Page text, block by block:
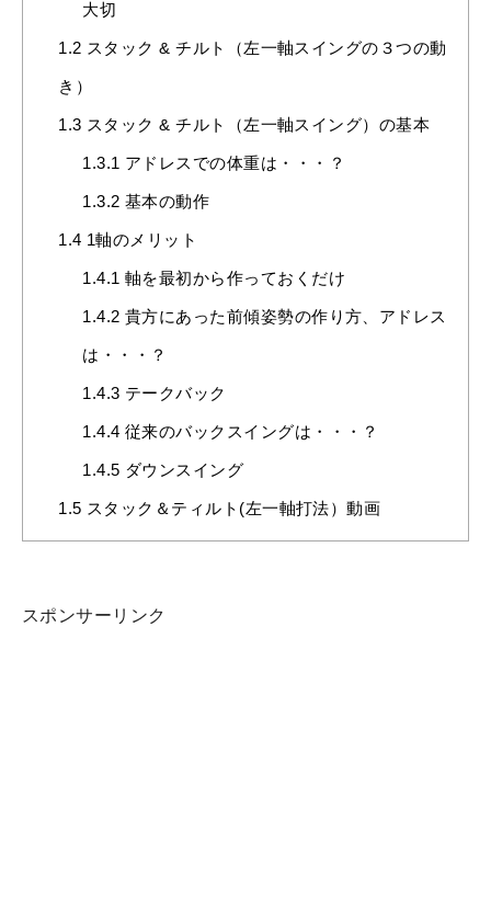
大切
1.2 スタック & チルト（左一軸スイングの３つの動
き）
1.3 スタック & チルト（左一軸スイング）の基本
1.3.1 アドレスでの体重は・・・？
1.3.2 基本の動作
1.4 1軸のメリット
1.4.1 軸を最初から作っておくだけ
1.4.2 貴方にあった前傾姿勢の作り方、アドレス
は・・・？
1.4.3 テークバック
1.4.4 従来のバックスイングは・・・？
1.4.5 ダウンスイング
1.5 スタック＆ティルト(左一軸打法）動画
スポンサーリンク